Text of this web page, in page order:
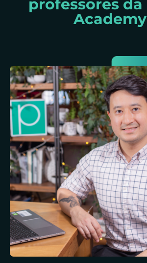
professores da
Academy